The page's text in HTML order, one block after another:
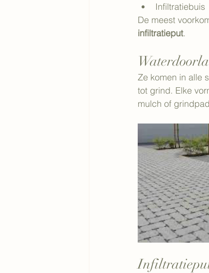
Infiltratiebuis
De meest
infiltratieput.
Ze komen in alle
tot grind. Elke
mulch of